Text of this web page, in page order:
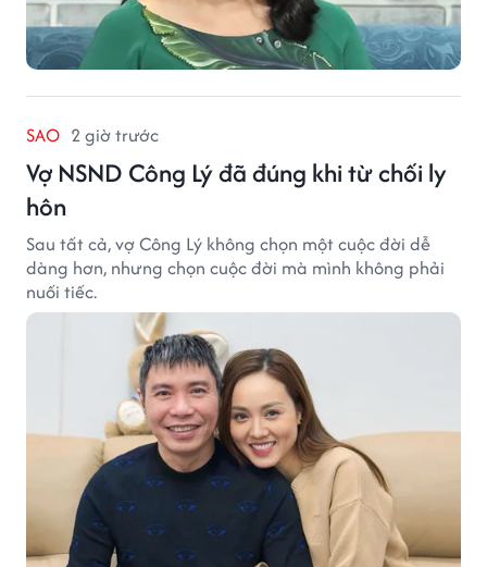
SAO 2 giờ trước
Vợ NSND Công Lý đã đúng khi từ chối ly
hôn
Sau tất cả, vợ Công Lý không chọn một cuộc đời dễ
dàng hơn, nhưng chọn cuộc đời mà mình không phải
nuối tiếc.